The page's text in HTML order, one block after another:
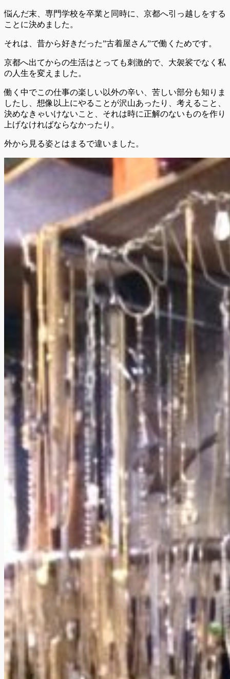
悩んだ末、専門学校を卒業と同時に、京都へ引っ越しをする
ことに決めました。
それは、昔から好きだった”古着屋さん”で働くためです。
京都へ出てからの生活はとっても刺激的で、大袈裟でなく私
の人生を変えました。
働く中でこの仕事の楽しい以外の辛い、苦しい部分も知りま
したし、想像以上にやることが沢山あったり、考えること、
決めなきゃいけないこと、それは時に正解のないものを作り
上げなければならなかったり。
外から見る姿とはまるで違いました。